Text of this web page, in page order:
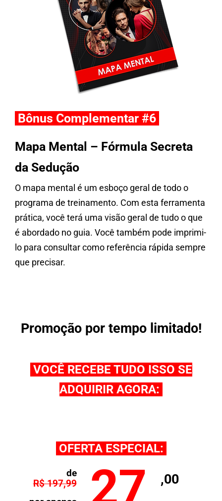
Bônus Complementar #6
Mapa Mental – Fórmula Secreta
da Sedução
O mapa mental é um esboço geral de todo o
programa de treinamento. Com esta ferramenta
prática, você terá uma visão geral de tudo o que
é abordado no guia. Você também pode imprimi-
lo para consultar como referência rápida sempre
que precisar.
Promoção por tempo limitado!
VOCÊ RECEBE TUDO ISSO SE
ADQUIRIR AGORA:
OFERTA ESPECIAL:
de
R$ 197,99
27 ,00